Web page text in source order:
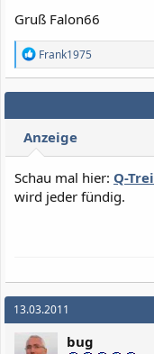
Gruß Falon66
R
e
a
k
o
n
n
:
Frank1975
Anzeige
Schau mal hier: Q-
wird jeder fündig.
13.03.2011
bug